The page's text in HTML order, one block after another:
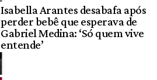
Isabella Arantes desabafa após
perder bebê que esperava de
Gabriel Medina: ‘Só quem vive
entende’